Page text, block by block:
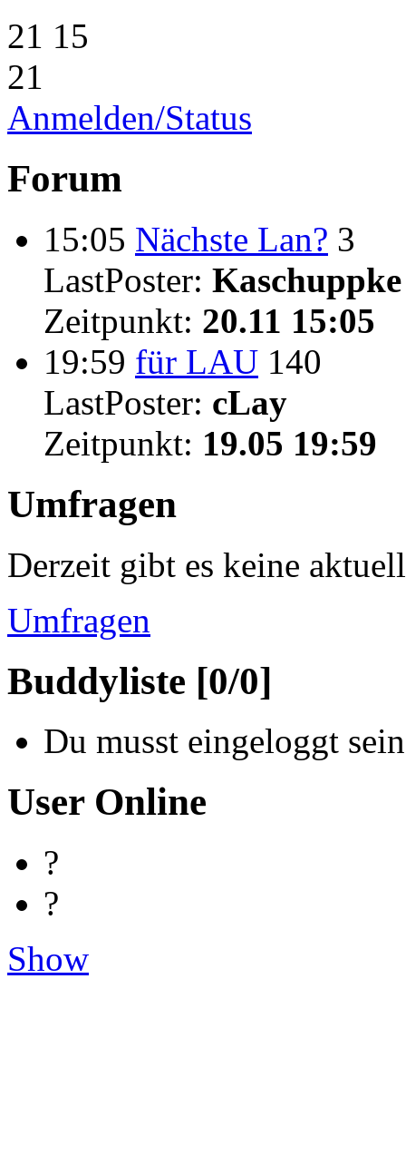
21 15
21
Anmelden/Status
Forum
15:05 Nächste Lan? 3
LastPoster: Kaschuppke
Zeitpunkt: 20.11 15:05
19:59 für LAU 140
LastPoster: cLay
Zeitpunkt: 19.05 19:59
Umfragen
Derzeit gibt es keine
Umfragen
Buddyliste [0/0]
Du musst eingeloggt
User Online
?
?
Show